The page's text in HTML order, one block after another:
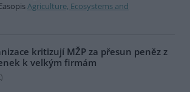
Agriculture, Ecosystems and
kritizují MŽP za přesun peněz z
k velkým firmám
)